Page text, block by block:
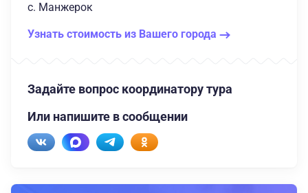
с. Манжерок
Узнать стоимость из Вашего города
Задайте вопрос координатору тура
Или напишите в сообщении